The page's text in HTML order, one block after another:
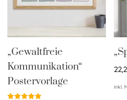
„Gewaltfreie
Kommunikation“
Postervorlage
inkl.